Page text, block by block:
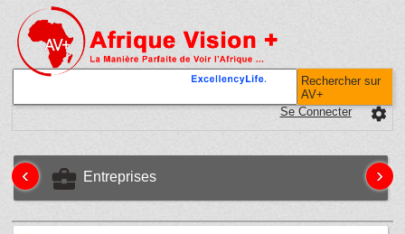
Rechercher sur
AV+
settings
Se Connecter
business_center Entreprises
‹ ›